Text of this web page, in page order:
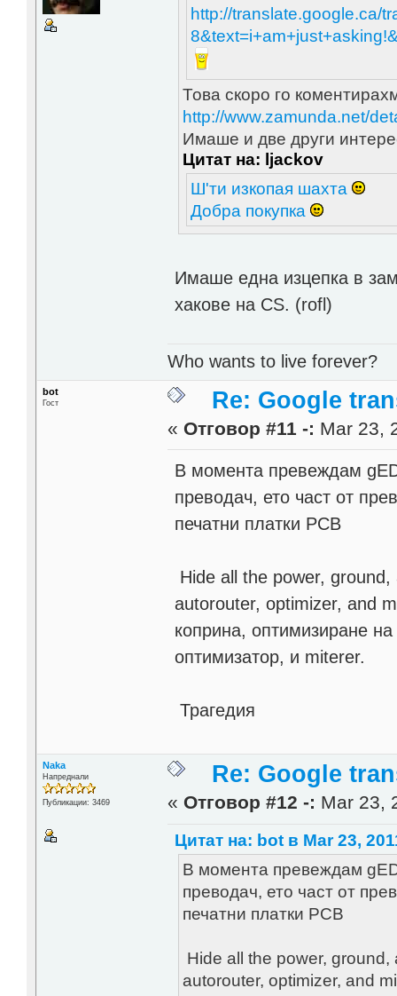
http://translate.google.ca/
Това скоро го
http://www.zamunda.net/
Имаше и две други
Цитат на: ljackov
Ш'ти изкопая шахта
Добра покупка
Имаше една изцепка в
хакове на CS. (rofl)
Who wants to live forever?
bot
Гост Re: Google
« Отговор #11 -: Mar 23,
В момента превеждам
преводач, ето част от
печатни платки PCB
Hide all the power,
autorouter, optimizer, and
коприна, оптимизиране
оптимизатор, и miterer.
Трагедия
Naka
Напреднали
Публикации: 3469
Re: Google
« Отговор #12 -: Mar 23,
Цитат на: bot в Mar 23,
В момента превеждам
преводач, ето част от
печатни платки PCB
Hide all the power,
autorouter, optimizer, and